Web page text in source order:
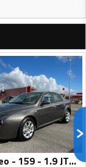
Alfa Romeo - 159 - 1.9 JTDM